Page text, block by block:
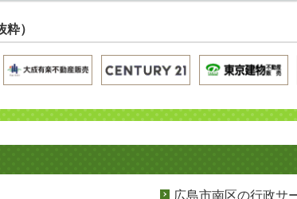
）
広島市南区の行政サ